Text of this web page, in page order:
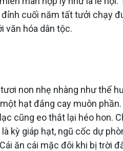
cuối năm tất tưởi chạy
văn hóa dân tộc.
non nhẹ nhàng như thể
hạt đắng cay muôn
cũng eo thắt lại héo hon.
kỳ giáp hạt, ngũ cốc dự
ăn cái mặc đôi khi bị trời